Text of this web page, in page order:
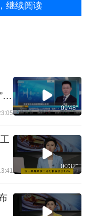
继续阅读
？
09'48''
00'32''